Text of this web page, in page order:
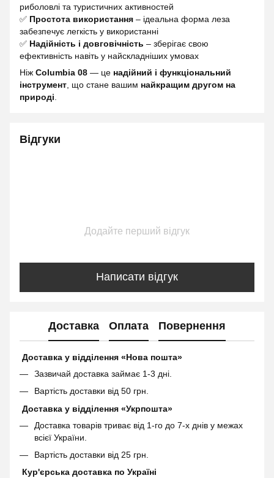
риболовлі та туристичних активностей
✅ Простота використання – ідеальна форма леза
забезпечує легкість у використанні
✅ Надійність і довговічність – зберігає свою
ефективність навіть у найскладніших умовах
Ніж Columbia 08 — це надійний і функціональний
інструмент , що стане вашим найкращим другом на
природі
Відгуки
Додайте перший відгук
Написати відгук
Доставка Оплата Повернення
Доставка у відділення «Нова пошта»
Зазвичай доставка займає 1-3 дні.
Вартість доставки від 50 грн.
Доставка у відділення «Укрпошта»
Доставка товарів триває від 1-го до 7-х днів у межах
всієї України.
Вартість доставки від 25 грн.
Кур'єрська доставка по Україні